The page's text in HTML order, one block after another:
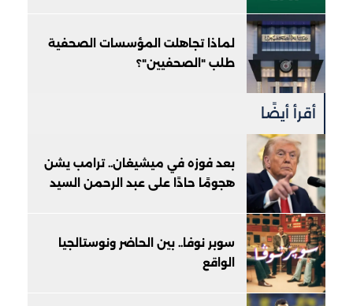
لماذا تجاهلت المؤسسات الصحفية
طلب "الصحفيين"؟
أقرأ أيضًا
بعد فوزه في ميشيغان.. ترامب يشن
هجومًا حادًا على عبد الرحمن السيد
سوبر نوفا.. بين الحاضر ونوستالجيا
الواقع